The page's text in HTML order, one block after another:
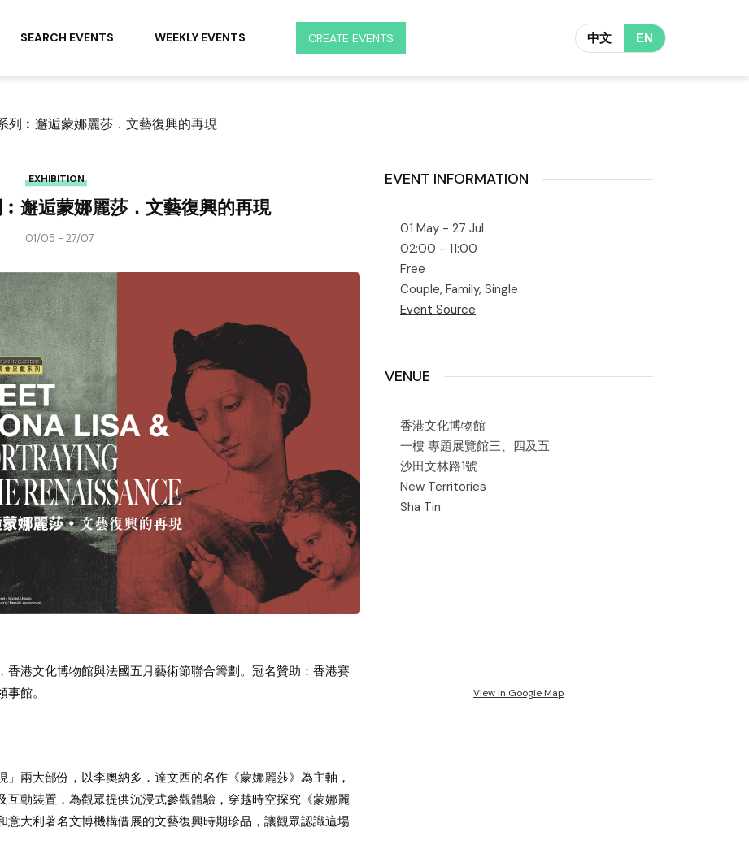
SEARCH EVENTS WEEKLY EVENTS CREATE EVENTS 中文 EN
列︰邂逅蒙娜麗莎．文藝復興的再現
EXHIBITION
邂逅蒙娜麗莎．文藝復興的再現
01/05 - 27/07
港文化博物館與法國五月藝術節聯合籌劃。冠名贊助：香港賽
館。
兩大部份，以李奧納多．達文西的名作《蒙娜麗莎》為主軸，
動裝置，為觀眾提供沉浸式參觀體驗，穿越時空探究《蒙娜麗
大利著名文博機構借展的文藝復興時期珍品，讓觀眾認識這場
EVENT INFORMATION
01 May - 27 Jul
02:00 - 11:00
Free
Couple, Family, Single
Event Source
VENUE
香港文化博物館
一樓 專題展覽館三、四及五
沙田文林路1號
New Territories
Sha Tin
View in Google Map